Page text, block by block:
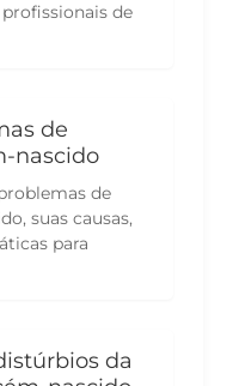
de
de
nascido
de
suas causas,
para
da